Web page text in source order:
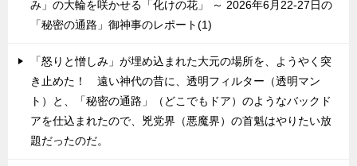
み」の大輪を咲かせる「化けの花」 ～ 2026年6月22-27日の
「秘密の通路」御神事のレポート(1)
「怒りと憎しみ」が埋め込まれた大元の場所を、ようやく突
き止めた！ 遠い神代の昔に、透明フィルター（透明マン
ト）と、「秘密の通路」（どこでもドア）のようなバックド
アを仕込まれたので、兇党界（悪魔界）の首魁はやりたい放
題だったのだ。